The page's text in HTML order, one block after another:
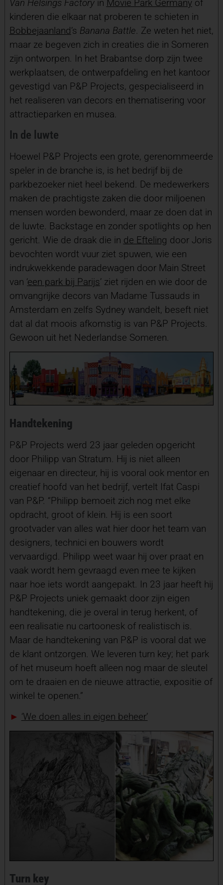
Van Helsings Factoryin Movie Park Germanyof
kinderen die elkaar nat proberen te schieten in
Bobbejaanland’s Banana Battle. Ze weten het niet,
maar ze begeven zich in creaties die in Someren
zijn ontworpen. In het Brabantse dorp zijn twee
werkplaatsen, de ontwerpafdeling en het kantoor
gevestigd van P&P Projects, gespecialiseerd in
het realiseren van decors en thematisering voor
attractieparken en musea.
In de luwte
Hoewel P&P Projects een grote, gerenommeerde
speler in de branche is, is het bedrijf bij de
parkbezoeker niet heel bekend. De medewerkers
maken de prachtigste zaken die door miljoenen
mensen worden bewonderd, maar ze doen dat in
de luwte. Backstage en zonder spotlights op hen
gericht. Wie de draak die in de Efteling door Joris
bevochten wordt vuur ziet spuwen, wie een
indrukwekkende paradewagen door Main Street
van ‘een park bij Parijs’ ziet rijden en wie door de
omvangrijke decors van Madame Tussauds in
Amsterdam en zelfs Sydney wandelt, beseft niet
dat al dat moois afkomstig is van P&P Projects.
Gewoon uit het Nederlandse Someren.
Handtekening
P&P Projects werd 23 jaar geleden opgericht
door Philipp van Stratum. Hij is niet alleen
eigenaar en directeur, hij is vooral ook mentor en
creatief hoofd van het bedrijf, vertelt Ifat Caspi
van P&P. “Philipp bemoeit zich nog met elke
opdracht, groot of klein. Hij is een soort
grootvader van alles wat hier door het team van
designers, technici en bouwers wordt
vervaardigd. Philipp weet waar hij over praat en
vaak wordt hem gevraagd even mee te kijken
naar hoe iets wordt aangepakt. In 23 jaar heeft hij
P&P Projects uniek gemaakt door zijn eigen
handtekening, die je overal in terug herkent, of
een realisatie nu cartoonesk of realistisch is.
Maar de handtekening van P&P is vooral dat we
de klant ontzorgen. We leveren turn key; het park
of het museum hoeft alleen nog maar de sleutel
om te draaien en de nieuwe attractie, expositie of
winkel te openen.”
► ‘We doen alles in eigen beheer’
Turn key